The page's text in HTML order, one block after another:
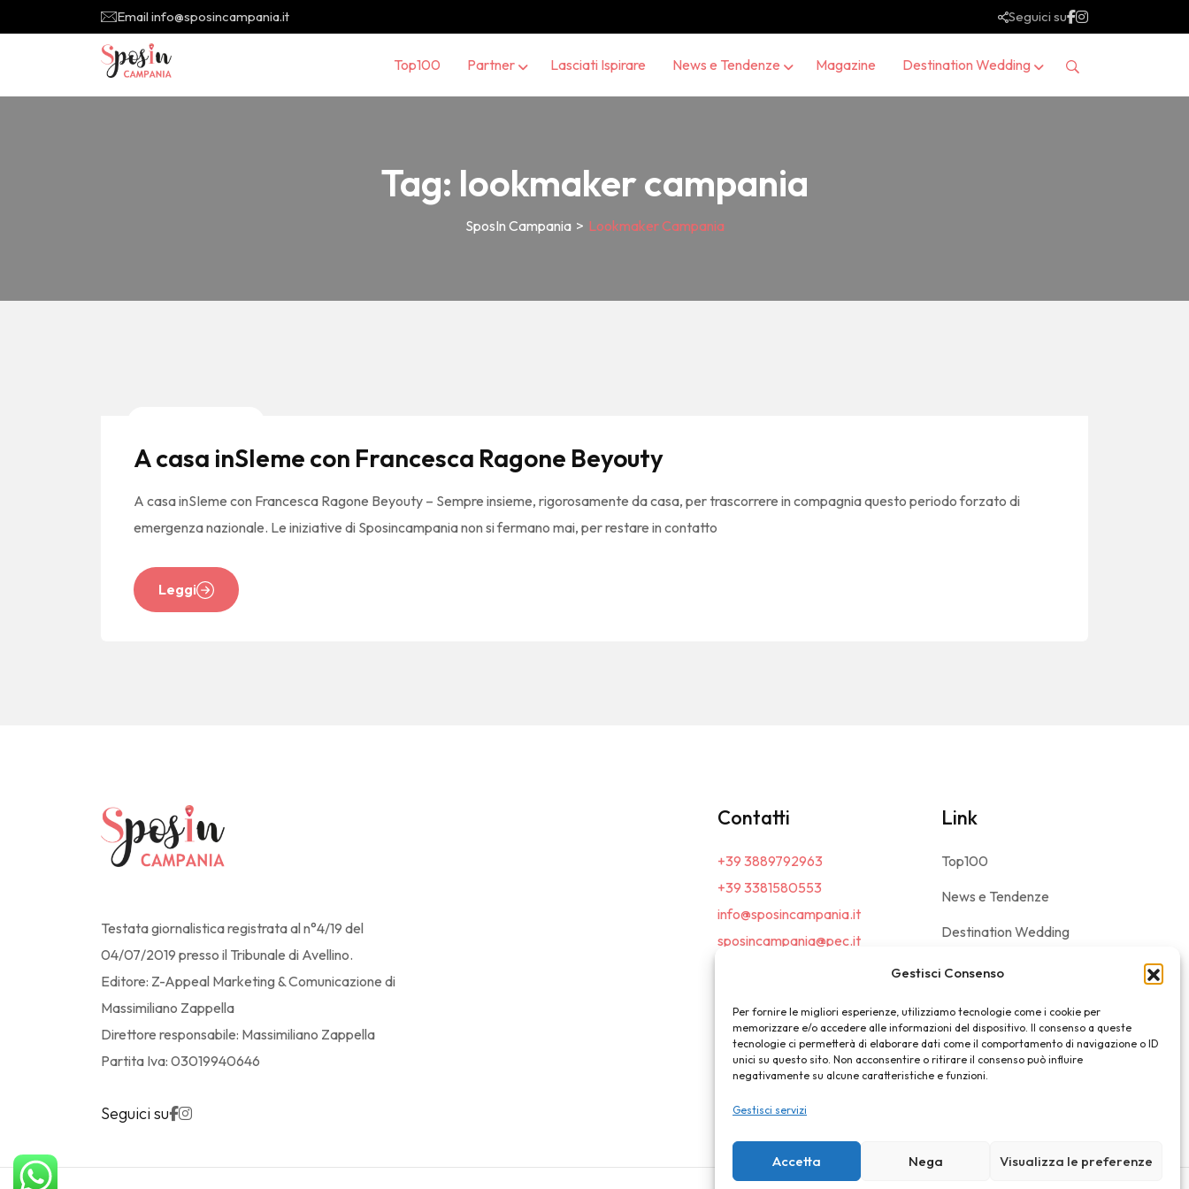
Gestisci Consenso
Per fornire le migliori esperienze, utilizziamo tecnologie come i cookie per
memorizzare e/o accedere alle informazioni del dispositivo. Il consenso a queste
tecnologie ci permetterà di elaborare dati come il comportamento di navigazione o ID
unici su questo sito. Non acconsentire o ritirare il consenso può influire
negativamente su alcune caratteristiche e funzioni.
Gestisci servizi
Accetta Nega Visualizza le preferenze
Email info@sposincampania.it Seguici su
Top100 Partner Lasciati Ispirare News e Tendenze Magazine Destination Wedding
Tag: lookmaker campania
SposIn Campania > Lookmaker Campania
A casa inSIeme con Francesca Ragone Beyouty
A casa inSIeme con Francesca Ragone Beyouty – Sempre insieme, rigorosamente da casa, per trascorrere in compagnia questo periodo forzato di
emergenza nazionale. Le iniziative di Sposincampania non si fermano mai, per restare in contatto
Leggi
Testata giornalistica registrata al n°4/19 del
04/07/2019 presso il Tribunale di Avellino.
Editore: Z-Appeal Marketing & Comunicazione di
Massimiliano Zappella
Direttore responsabile: Massimiliano Zappella
Partita Iva: 03019940646
Seguici su
Contatti
+39 3889792963
+39 3381580553
info@sposincampania.it
sposincampania@pec.it
Link
Top100
News e Tendenze
Destination Wedding
Magazine